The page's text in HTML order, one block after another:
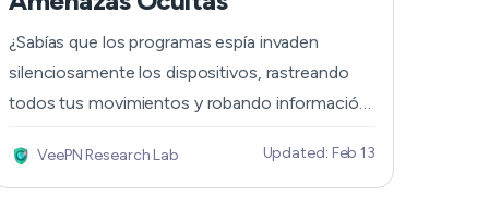
¿Sabías que los programas espía invaden
silenciosamente los dispositivos, rastreando
todos tus movimientos y robando información
cada día se detectan unos 560.000 programas
espía, ¡lo que supone que un 80% de los
VeePN Research Lab Updated: Feb 13